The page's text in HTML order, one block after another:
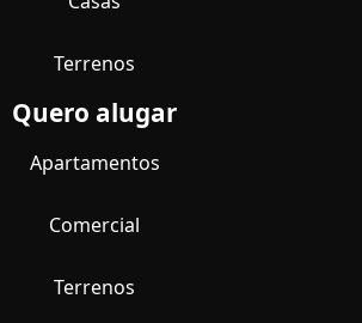
Terrenos
Quero alugar
Apartamentos
Comercial
Terrenos